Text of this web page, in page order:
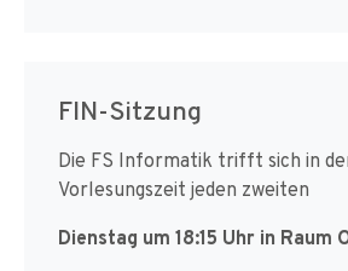
FIN-Sitzung
Die FS Informatik trifft sich in
Vorlesungszeit jeden zweiten
Dienstag um 18:15 Uhr in Raum